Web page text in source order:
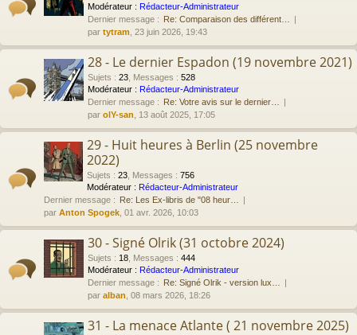
Modérateur : Rédacteur-Administrateur
Dernier message : Re: Comparaison des différent…
par tytram , 23 juin 2026, 19:43
28 - Le dernier Espadon (19 novembre 2021)
Sujets : 23 Messages : 528
Modérateur : Rédacteur-Administrateur
Dernier message : Re: Votre avis sur le dernier…
par olY-san , 13 août 2025, 17:05
29 - Huit heures à Berlin (25 novembre
2022)
Sujets : 23 Messages : 756
Modérateur : Rédacteur-Administrateur
Dernier message : Re: Les Ex-libris de "08 heur…
par Anton Spogek , 01 avr. 2026, 10:03
30 - Signé Olrik (31 octobre 2024)
Sujets : 18 Messages : 444
Modérateur : Rédacteur-Administrateur
Dernier message : Re: Signé Olrik - version lux…
par alban , 08 mars 2026, 18:26
31 - La menace Atlante ( 21 novembre 2025)